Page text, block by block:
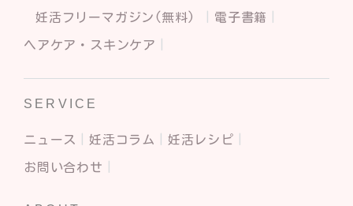
妊活フリーマガジン(無料) 電子書籍
ヘアケア・スキンケア
SERVICE
ニュース 妊活コラム 妊活レシピ
お問い合わせ